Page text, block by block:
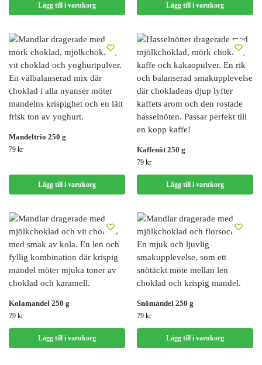
Lägg till i varukorg Lägg till i varukorg
Mandeltrio 250 g
79 kr
Lägg till i varukorg
Kaffenöt 250 g
79 kr
Lägg till i varukorg
Kolamandel 250 g
79 kr
Lägg till i varukorg
Snömandel 250 g
79 kr
Lägg till i varukorg